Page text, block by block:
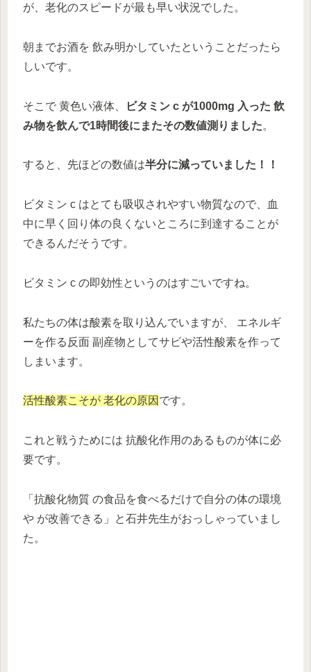
が、老化のスピードが最も早い状況でした。
朝までお酒を 飲み明かしていたということだったら
しいです。
そこで 黄色い液体、
ビタミン c が1000mg 入った 飲
み物を飲んで1時間後にまたその数値測りました。
すると、先ほどの数値は半分に減っていました！！
ビタミン c はとても吸収されやすい物質なので、血
中に早く回り体の良くないところに到達することが
できるんだそうです。
ビタミン c の即効性というのはすごいですね。
私たちの体は酸素を取り込んでいますが、 エネルギ
ーを作る反面 副産物としてサビや活性酸素を作って
しまいます。
活性酸素こそが 老化の原因 です。
これと戦うためには 抗酸化作用のあるものが体に必
要です。
「抗酸化物質 の食品を食べるだけで自分の体の環境
や が改善できる」と石井先生がおっしゃっていまし
た。